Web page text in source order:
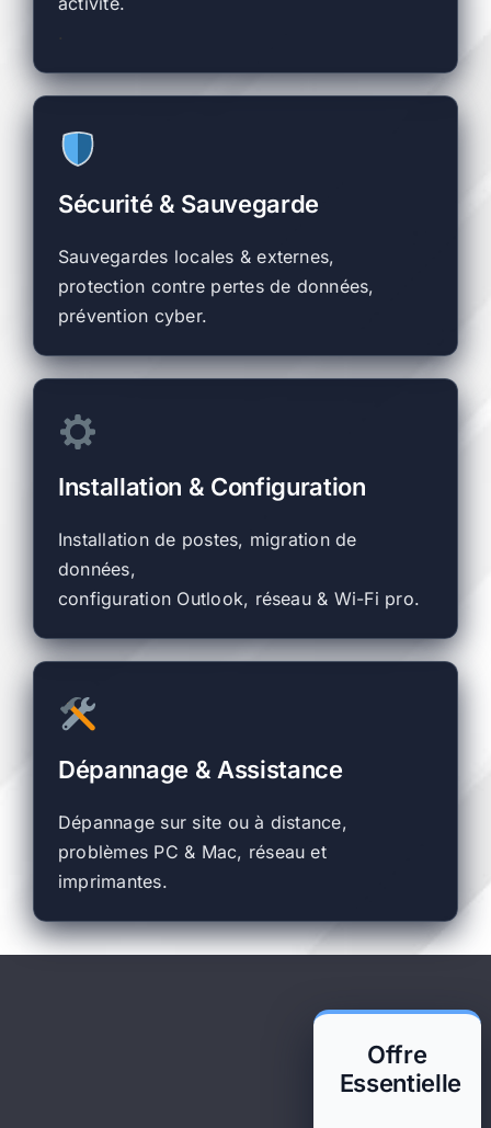
Sécurité & Sauvegarde
Sauvegardes locales & externes,
protection contre pertes de données,
prévention cyber.
Installation & Configuration
Installation de postes, migration de
données,
configuration Outlook, réseau & Wi-Fi pro.
Dépannage & Assistance
Dépannage sur site ou à distance,
problèmes PC & Mac, réseau et
imprimantes.
Offre
Essentielle